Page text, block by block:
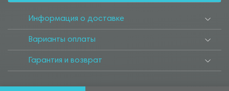
Информация о доставке
Варианты оплаты
Гарантия и возврат